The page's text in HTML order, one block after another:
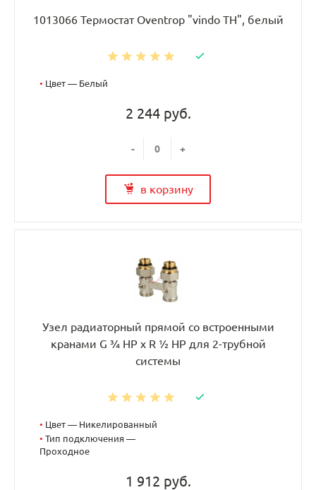
1013066 Термостат Oventrop "vindo TH", белый
• Цвет — Белый
2 244 руб.
- +
в корзину
Узел радиаторный прямой со встроенными
кранами G ¾ НР x R ½ НР для 2-трубной
системы
• Цвет — Никелированный
• Тип подключения —
Проходное
1 912 руб.